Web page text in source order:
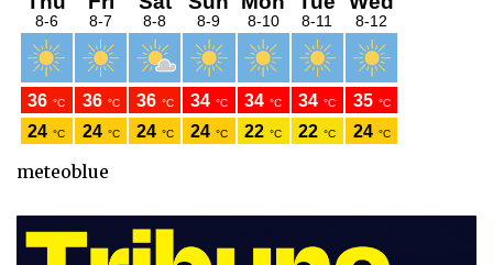
meteoblue